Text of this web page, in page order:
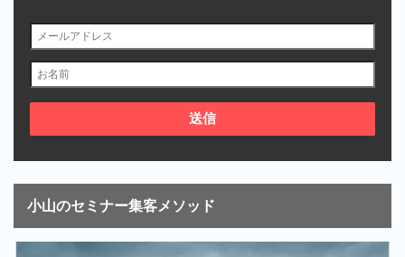
小山のセミナー集客メソッド